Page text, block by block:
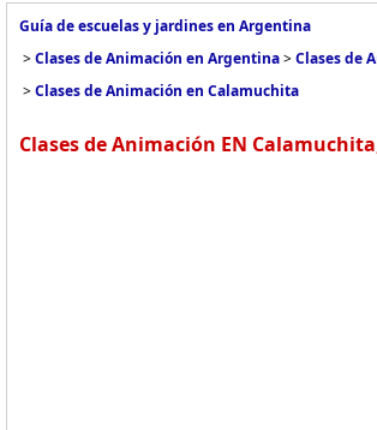
Guía de escuelas y jardines en Argentina
>Clases de Animación en Argentina>Clases de
>Clases de Animación en Calamuchita
Clases de Animación EN